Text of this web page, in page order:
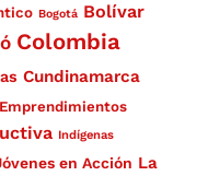
Bogotá Bolívar
Colombia
Cundinamarca
Emprendimientos
Indígenas
en Acción La